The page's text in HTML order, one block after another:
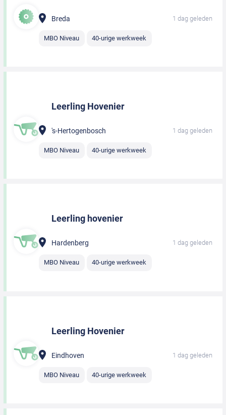
Breda 1 dag geleden
MBO Niveau 40-urige werkweek
Leerling Hovenier
's-Hertogenbosch 1 dag geleden
MBO Niveau 40-urige werkweek
Leerling hovenier
Hardenberg 1 dag geleden
MBO Niveau 40-urige werkweek
Leerling Hovenier
Eindhoven 1 dag geleden
MBO Niveau 40-urige werkweek